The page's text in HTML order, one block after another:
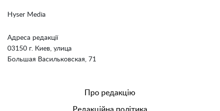
Hyser Media
Адреса редакції
03150 г. Киев, улица
Большая Васильковская, 71
Про редакцію